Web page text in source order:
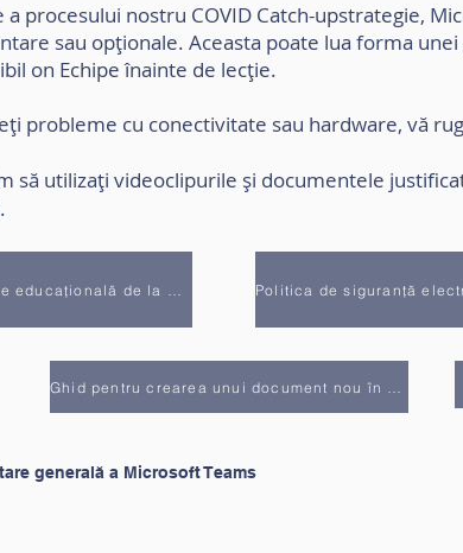
a procesului nostru COVID Catch-upstrategie,
sau opționale. Aceasta poate lua forma
on Echipe înainte de lecție.
probleme cu conectivitate sau hardware, vă
să utilizați videoclipurile și documentele
generală a Microsoft Teams